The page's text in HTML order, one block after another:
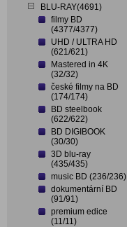
BLU-RAY(4691)
filmy BD
(4377/4377)
UHD / ULTRA HD
(621/621)
Mastered in 4K
(32/32)
české filmy na BD
(174/174)
BD steelbook
(622/622)
BD DIGIBOOK
(30/30)
3D blu-ray
(435/435)
music BD (236/236)
dokumentární BD
(91/91)
premium edice
(11/11)